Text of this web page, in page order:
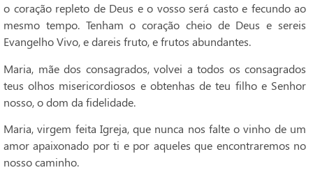
o coração repleto de Deus e o vosso será casto e fecundo ao
mesmo tempo. Tenham o coração cheio de Deus e sereis
Evangelho Vivo, e dareis fruto, e frutos abundantes.
Maria, mãe dos consagrados, volvei a todos os consagrados
teus olhos misericordiosos e obtenhas de teu filho e Senhor
nosso, o dom da fidelidade.
Maria, virgem feita Igreja, que nunca nos falte o vinho de um
amor apaixonado por ti e por aqueles que encontraremos no
nosso caminho.